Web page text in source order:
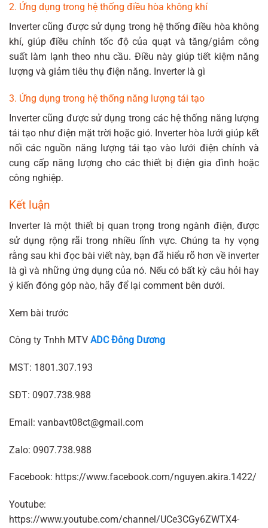
2. Ứng dụng trong hệ thống điều hòa không khí
Inverter cũng được sử dụng trong hệ thống điều hòa không
khí, giúp điều chỉnh tốc độ của quạt và tăng/giảm công
suất làm lạnh theo nhu cầu. Điều này giúp tiết kiệm năng
lượng và giảm tiêu thụ điện năng. Inverter là gì
3. Ứng dụng trong hệ thống năng lượng tái tạo
Inverter cũng được sử dụng trong các hệ thống năng lượng
tái tạo như điện mặt trời hoặc gió. Inverter hòa lưới giúp kết
nối các nguồn năng lượng tái tạo vào lưới điện chính và
cung cấp năng lượng cho các thiết bị điện gia đình hoặc
công nghiệp.
Kết luận
Inverter là một thiết bị quan trọng trong ngành điện, được
sử dụng rộng rãi trong nhiều lĩnh vực. Chúng ta hy vọng
rằng sau khi đọc bài viết này, bạn đã hiểu rõ hơn về inverter
là gì và những ứng dụng của nó. Nếu có bất kỳ câu hỏi hay
ý kiến đóng góp nào, hãy để lại comment bên dưới.
Xem bài trước
Công ty Tnhh MTV ADC Đông Dương
MST: 1801.307.193
SĐT: 0907.738.988
Email: vanbavt08ct@gmail.com
Zalo: 0907.738.988
Facebook: https://www.facebook.com/nguyen.akira.1422/
Youtube:
https://www.youtube.com/channel/UCe3CGy6ZWTX4-